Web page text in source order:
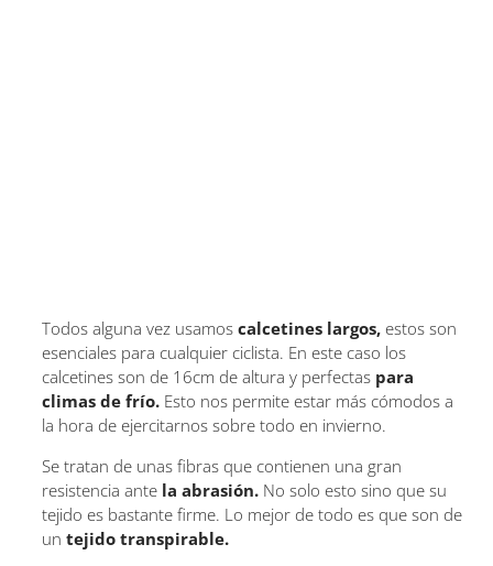
Todos alguna vez usamos calcetines largos,estos son
esenciales para cualquier ciclista. En este caso los
calcetines son de 16cm de altura y perfectas para
climas de frío.Esto nos permite estar más cómodos a
la hora de ejercitarnos sobre todo en invierno.
Se tratan de unas fibras que contienen una gran
resistencia antela abrasión.No solo esto sino que su
tejido es bastante firme. Lo mejor de todo es que son de
un tejido transpirable.